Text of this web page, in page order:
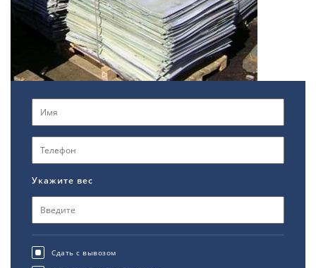
Укажите вес
Сдать с вывозом